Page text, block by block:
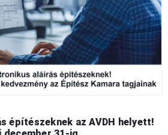
építészeknek az AVDH helyett!